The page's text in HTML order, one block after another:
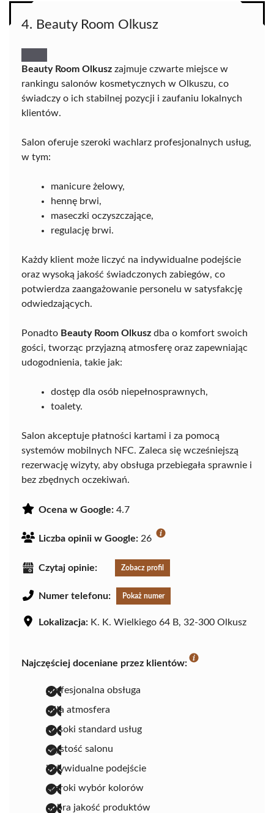
4. Beauty Room Olkusz
Beauty Room Olkusz zajmuje czwarte miejsce w
rankingu salonów kosmetycznych w Olkuszu, co
świadczy o ich stabilnej pozycji i zaufaniu lokalnych
klientów.
Salon oferuje szeroki wachlarz profesjonalnych usług,
w tym:
manicure żelowy,
hennę brwi,
maseczki oczyszczające,
regulację brwi.
Każdy klient może liczyć na indywidualne podejście
oraz wysoką jakość świadczonych zabiegów, co
potwierdza zaangażowanie personelu w satysfakcję
odwiedzających.
Ponadto Beauty Room Olkusz dba o komfort swoich
gości, tworząc przyjazną atmosferę oraz zapewniając
udogodnienia, takie jak:
dostęp dla osób niepełnosprawnych,
toalety.
Salon akceptuje płatności kartami i za pomocą
systemów mobilnych NFC. Zaleca się wcześniejszą
rezerwację wizyty, aby obsługa przebiegała sprawnie i
bez zbędnych oczekiwań.
Ocena w Google: 4.7
Liczba opinii w Google: 26
Czytaj opinie: Zobacz profil
Numer telefonu: Pokaż numer
Lokalizacja: K. K. Wielkiego 64 B, 32-300 Olkusz
Najczęściej doceniane przez klientów:
profesjonalna obsługa
miła atmosfera
wysoki standard usług
czystość salonu
indywidualne podejście
szeroki wybór kolorów
dobra jakość produktów